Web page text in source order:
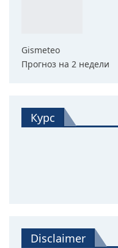
Gismeteo
Прогноз на 2 недели
Курс
Disclaimer